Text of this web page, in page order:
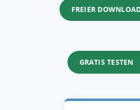
FREIER
GRATIS TESTEN